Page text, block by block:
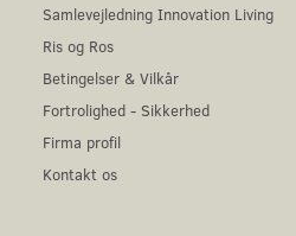
Samlevejledning Innovation Living
Ris og Ros
Betingelser & Vilkår
Fortrolighed - Sikkerhed
Firma profil
Kontakt os